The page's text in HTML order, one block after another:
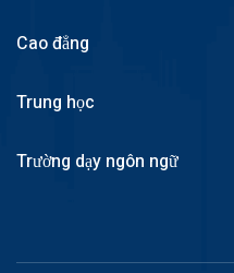
Cao đẳng
Trung học
Trường dạy ngôn ngữ